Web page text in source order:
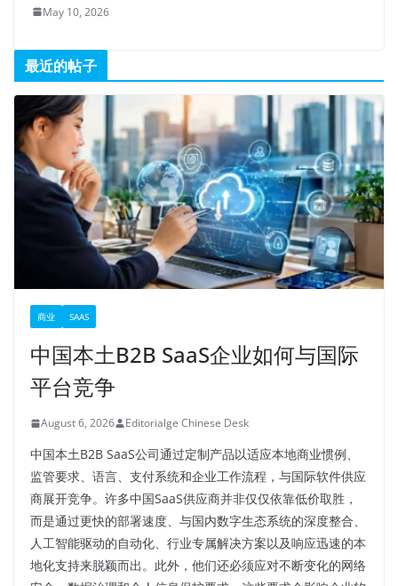
May 10, 2026
最近的帖子
商业 SAAS
中国本土B2B SaaS企业如何与国际
平台竞争
August 6, 2026 Editorialge Chinese Desk
中国本土B2B SaaS公司通过定制产品以适应本地商业惯例、
监管要求、语言、支付系统和企业工作流程，与国际软件供应
商展开竞争。许多中国SaaS供应商并非仅仅依靠低价取胜，
而是通过更快的部署速度、与国内数字生态系统的深度整合、
人工智能驱动的自动化、行业专属解决方案以及响应迅速的本
地化支持来脱颖而出。此外，他们还必须应对不断变化的网络